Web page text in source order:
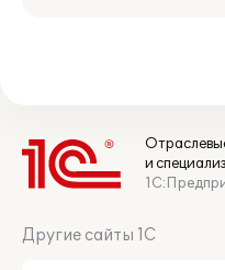
и
Другие сайты 1С